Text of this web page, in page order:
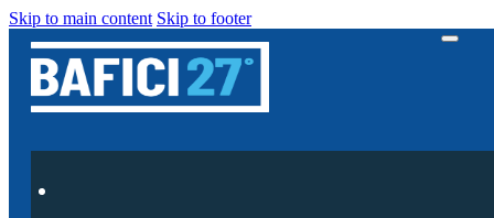
Skip to main content Skip to footer